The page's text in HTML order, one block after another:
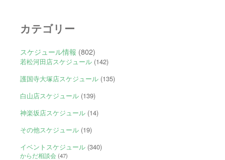
カテゴリー
スケジュール情報 (802)
若松河田店スケジュール(142)
護国寺大塚店スケジュール(135)
白山店スケジュール(139)
神楽坂店スケジュール(14)
その他スケジュール(19)
イベントスケジュール(340)
からだ相談会(47)